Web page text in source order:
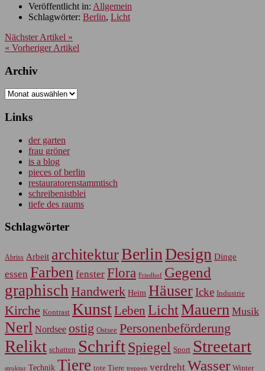
Veröffentlicht in: Allgemein
Schlagwörter: Berlin, Licht
Nächster Artikel »
« Vorheriger Artikel
Archiv
Archiv
Links
der garten
frau gröner
is a blog
pieces of berlin
restauratorenstammtisch
schreibenistblei
tiefe des raums
Schlagwörter
Abriss Arbeit architekturBerlin Design Dinge
essen Farben fenster Flora Friedhof Gegend
graphisch Handwerk Heim HäuserIcke Industrie
Kirche Kontrast KunstLeben LichtMauern Musik
Nerl Nordsee ostig Ostsee Personenbeförderung
Relikt schatten SchriftSpiegel Sport Streetart
struktur Technik Tiere tote Tiere treppen verdreht Wasser Winter